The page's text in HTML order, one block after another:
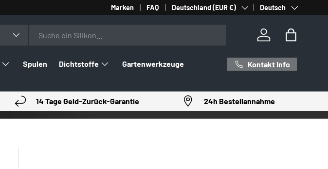
Marken FAQ Land/Region
Deutschland (EUR €) SpracheDeutsch
Einloggen
Spulen Dichtstoffe Gartenwerkzeuge Kontakt Info
14 Tage Geld-Zurück-Garantie 24h Bestellannahme